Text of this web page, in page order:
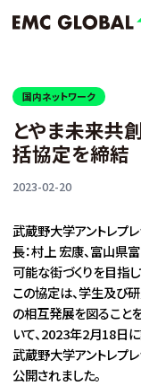
国内ネットワーク
とやま未来共
括協定を締結
2023-02-20
武蔵野大学アントレプ
長：村上 宏康、富山県
可能な街づくりを目指
この協定は、学生及び
の相互発展を図ること
いて、2023年2月18日
武蔵野大学アントレプ
公開されました。